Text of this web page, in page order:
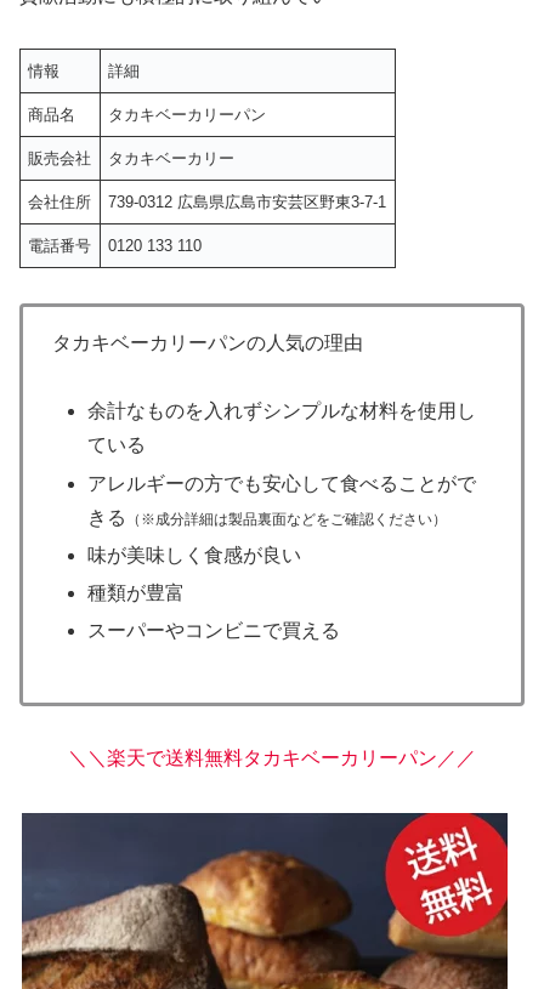
情報 詳細
商品名 タカキベーカリーパン
販売会社 タカキベーカリー
会社住所 739-0312 広島県広島市安芸区野東3-7-1
電話番号 0120 133 110
タカキベーカリーパンの人気の理由
余計なものを入れずシンプルな材料を使用し
ている
アレルギーの方でも安心して食べることがで
きる
（※成分詳細は製品裏面などをご確認ください）
味が美味しく食感が良い
種類が豊富
スーパーやコンビニで買える
＼＼楽天で送料無料タカキベーカリーパン／／